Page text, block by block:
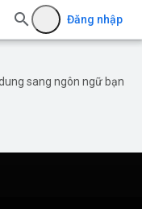
Đăng nhập
sang ngôn ngữ bạn